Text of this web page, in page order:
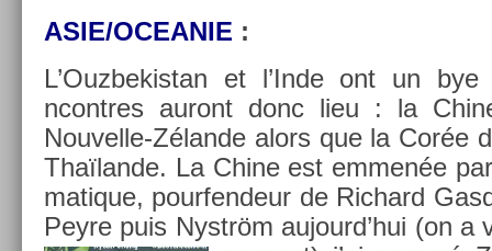
AS­IE/OCEANIE :
L’Ouz­bekis­tan et l’Inde ont un
ncontres auront donc lieu : la
Nouvelle-Zélande alors que la Corée
Thaïlande. La Chine est emmenée
matique, pour­fendeur de Ric­hard
Peyre puis Nyström aujourd’hui (on